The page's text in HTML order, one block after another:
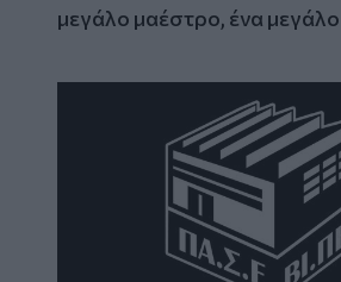
μεγάλο μαέστρο, ένα